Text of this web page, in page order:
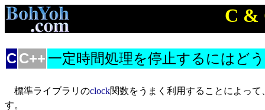
C &
CC++ 一定時間処理を停止するにはど
標準ライブラリのclock関数をうまく利用することによっ
す。